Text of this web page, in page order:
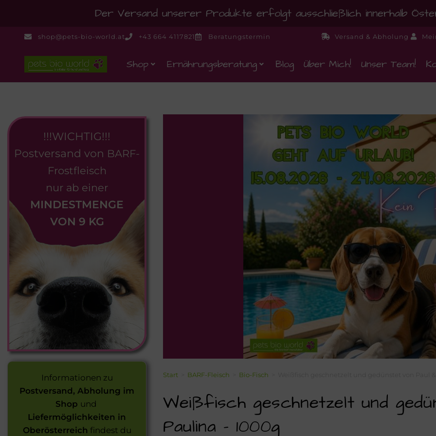
Der Versand unserer Produkte erfolgt ausschließlich innerhalb
shop@pets-bio-world.at +43 664 4117821 Beratungstermin Versand & Abholung
Shop Ernährungsberatung Blog Über Mich! Unser Team!
!!!WICHTIG!!!
Postversand von BARF-
Frostfleisch
nur ab einer
MINDESTMENGE
VON 9 KG
Informationen zu
Postversand, Abholung im
Shop und
Liefermöglichkeiten in
Oberösterreich findest du
Start BARF-Fleisch Bio-Fisch
Weißfisch geschnetzelt und
Paulina – 1000g